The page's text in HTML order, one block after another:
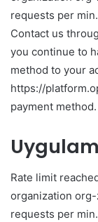
requests per
Contact us
you continue to
method to your
https://
payment method.
Rate limit
organization org-
requests per